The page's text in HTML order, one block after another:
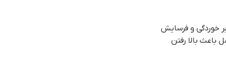
خوردگی و فرسایش
باعث بالا رفتن